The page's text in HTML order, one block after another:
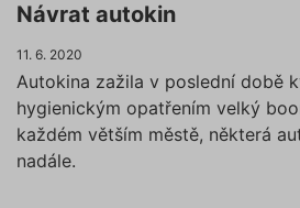
Návrat autokin
11. 6. 2020
Autokina zažila v poslední době
hygienickým opatřením velký
každém větším městě, některá
nadále.